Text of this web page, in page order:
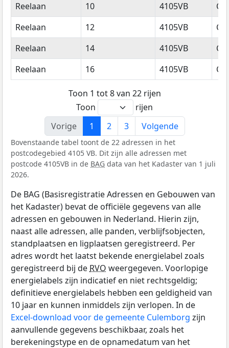
Reelaan
10 4105VB
Reelaan
12 4105VB
Reelaan
14 4105VB
Reelaan
16 4105VB
Toon 1 tot 8 van 22 rijen
Toon
rijen
Vorige
1 2 3 Volgende
Bovenstaande tabel toont de 22 adressen in het
postcodegebied 4105 VB. Dit zijn alle adressen met
postcode 4105VB in de BAG data van het Kadaster van 1 juli
2026.
De BAG (Basisregistratie Adressen en Gebouwen van
het Kadaster) bevat de officiële gegevens van alle
adressen en gebouwen in Nederland. Hierin zijn,
naast alle adressen, alle panden, verblijfsobjecten,
standplaatsen en ligplaatsen geregistreerd. Per
adres wordt het laatst bekende energielabel zoals
geregistreerd bij de RVO weergegeven. Voorlopige
energielabels zijn indicatief en niet rechtsgeldig;
definitieve energielabels hebben een geldigheid van
10 jaar en kunnen inmiddels zijn verlopen. In de
Excel-download voor de gemeente Culemborg zijn
aanvullende gegevens beschikbaar, zoals het
berekeningstype en de opnamedatum van het